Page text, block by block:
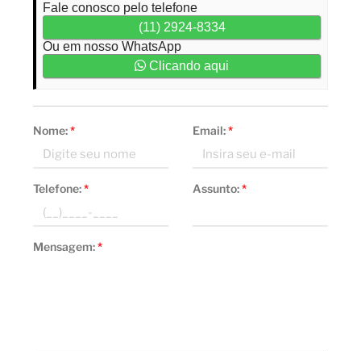
Fale conosco pelo telefone
(11) 2924-8334
Ou em nosso WhatsApp
Clicando aqui
Nome:* Email:*
Telefone:* Assunto:*
Mensagem:*